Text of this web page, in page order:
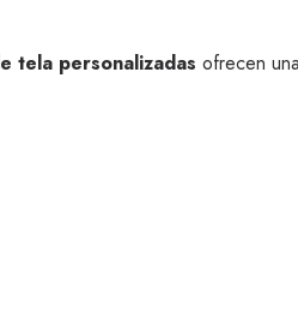
tela personalizadas ofrecen